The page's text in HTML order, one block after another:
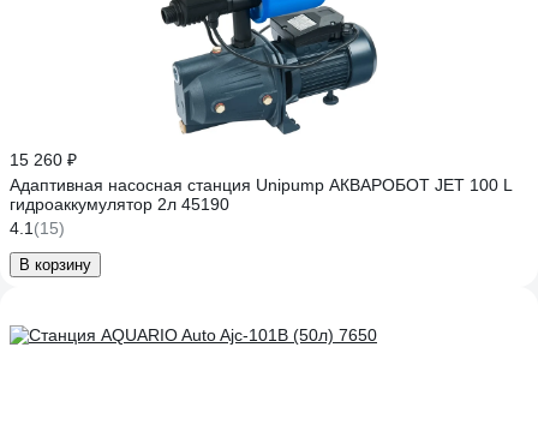
15 260 ₽
Адаптивная насосная станция Unipump АКВАРОБОТ JET 100 L
гидроаккумулятор 2л 45190
4.1 (15)
В корзину